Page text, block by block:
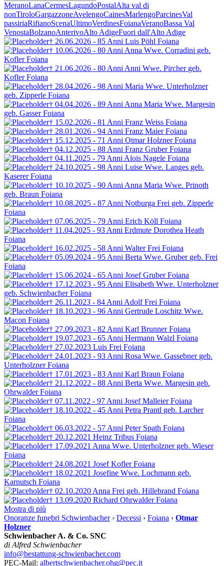
MeranoLanaCermesLagundoPostalAlta val di
nonTiroloGargazzoneAvelengoCainesMarlengoParcinesVal
passiriaRifianoScenaUltimoVerdinesFoianaVeranoBassa Val
VenostaBolzanoAnterivoAlto AdigeFuori dall'Alto Adige
† 26.06.2026 - 85 Anni Luis Pöhl Foiana
† 10.06.2026 - 80 Anni Anna Wwe. Corradini geb.
KoflerFoiana
† 21.06.2026 - 80 Anni Anni Wwe. Pircher geb.
KoflerFoiana
† 28.04.2026 - 98 Anni Maria Wwe. Unterholzner
geb. Zipperle Foiana
† 04.04.2026 - 89 Anni Anna Maria Wwe. Margesin
geb. GasserFoiana
† 15.02.2026 - 81 Anni Franz Weiss Foiana
† 28.01.2026 - 94 Anni Franz MaierFoiana
† 15.12.2025 - 71 Anni Otmar HolznerFoiana
† 04.12.2025 - 88 Anni Franz GruberFoiana
† 04.11.2025 - 79 Anni Alois Nagele Foiana
† 24.10.2025 - 98 Anni Luise Wwe. Langes geb.
KasererFoiana
† 10.10.2025 - 90 Anni Anna Maria Wwe. Prinoth
geb. Braun Foiana
† 10.08.2025 - 87 Anni Notburga Frei geb. Zipperle
Foiana
† 07.06.2025 - 79 Anni Erich Köll Foiana
† 11.04.2025 - 93 Anni Erdmute Dorothea Heath
Foiana
† 16.02.2025 - 58 Anni Walter Frei Foiana
† 05.09.2024 - 95 Anni Berta Wwe. Gruber geb. Frei
Foiana
† 15.06.2024 - 65 Anni Josef GruberFoiana
† 17.12.2023 - 95 Anni Elisabeth Wwe. Unterholzner
geb. SchwienbacherFoiana
† 26.11.2023 - 84 Anni Adolf Frei Foiana
† 18.10.2023 - 96 Anni Gertrude Loschitz Wwe.
Macon Foiana
† 27.09.2023 - 82 Anni Karl BrunnerFoiana
† 19.07.2023 - 65 Anni Hermann Walzl Foiana
† 27.02.2023 Luis Frei Foiana
† 24.01.2023 - 93 Anni Rosa Wwe. Gassebner geb.
UnterholznerFoiana
† 17.01.2023 - 83 Anni Karl Braun Foiana
† 21.12.2022 - 88 Anni Berta Wwe. Margesin geb.
OhrwalderFoiana
† 07.11.2022 - 97 Anni Josef MalleierFoiana
† 18.10.2022 - 45 Anni Petra Prantl geb. Larcher
Foiana
† 06.03.2022 - 57 Anni Peter Spath Foiana
† 20.12.2021 Heinz Tribus Foiana
† 17.09.2021 Anna Wwe. Unterholzner geb. Wieser
Foiana
† 24.08.2021 Josef KoflerFoiana
† 18.02.2021 Josefine Wwe. Lochmann geb.
Karnutsch Foiana
† 02.10.2020 Anna Frei geb. Hillebrand Foiana
† 13.09.2020 Richard OhrwalderFoiana
Mostra di più
Onoranze funebri Schwienbacher› Decessi › Foiana › Otmar
Holzner
Schwienbacher A. & Co. SNC
di Alfred Schwienbacher
info@bestattung-schwienbacher.com
PEC-Mail: albertschwienbacher.ohg@pec.it